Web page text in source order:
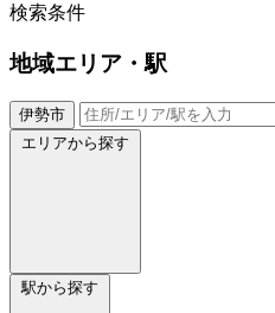
検索条件
地域エリア・駅
伊勢市
エリアから探す
駅から探す